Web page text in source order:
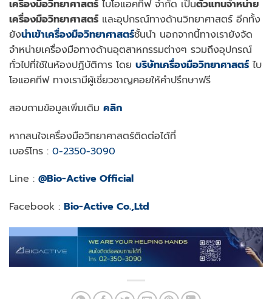
เครื่องมือวิทยาศาสตร์ ไบโอแอคทีฟ จำกัด เป็นตัวแทนจำหน่าย
เครื่องมือวิทยาศาสตร์ และอุปกรณ์ทางด้านวิทยาศาสตร์ อีกทั้ง
ยังนำเข้าเครื่องมือวิทยาศาสตร์ชั้นนำ นอกจากนี้ทางเรายังจัด
จำหน่ายเครื่องมือทางด้านอุตสาหกรรมต่างๆ รวมถึงอุปกรณ์
ทั่วไปที่ใช้ในห้องปฏิบัติการ โดย บริษัทเครื่องมือวิทยาศาสตร์ ไบ
โอแอคทีฟ ทางเรามีผู้เชี่ยวชาญคอยให้คำปรึกษาฟรี
สอบถามข้อมูลเพิ่มเติม คลิก
หากสนใจเครื่องมือวิทยาศาสตร์ติดต่อได้ที่
เบอร์โทร : 0-2350-3090
Line : @Bio-Active Official
Facebook : Bio-Active Co.,Ltd